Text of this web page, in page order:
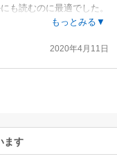
も読むのに最適でした。
もっとみる▼
2020年4月11日
ます